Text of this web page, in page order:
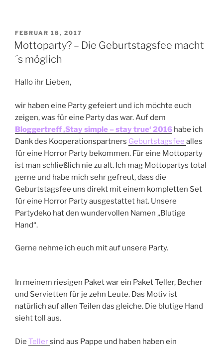
VERÖFFENTLICHT
AM
FEBRUAR 18, 2017
Mottoparty? – Die Geburtstagsfee macht
´s möglich
Hallo ihr Lieben,
wir haben eine Party gefeiert und ich möchte euch
zeigen, was für eine Party das war. Auf dem
Bloggertreff ‚Stay simple – stay true‘ 2016 habe ich
Dank des Kooperationspartners Geburtstagsfee alles
für eine Horror Party bekommen. Für eine Mottoparty
ist man schließlich nie zu alt. Ich mag Mottopartys total
gerne und habe mich sehr gefreut, dass die
Geburtstagsfee uns direkt mit einem kompletten Set
für eine Horror Party ausgestattet hat. Unsere
Partydeko hat den wundervollen Namen „Blutige
Hand“.
Gerne nehme ich euch mit auf unsere Party.
In meinem riesigen Paket war ein Paket Teller, Becher
und Servietten für je zehn Leute. Das Motiv ist
natürlich auf allen Teilen das gleiche. Die blutige Hand
sieht toll aus.
Die Tellersind aus Pappe und haben haben ein